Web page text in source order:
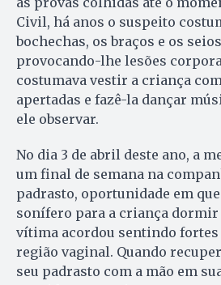
Civil, há anos o suspeito
bochechas, os braços e os
provocando-lhe lesões
costumava vestir a criança
apertadas e fazê-la dançar
ele observar.
No dia 3 de abril deste ano, a
um final de semana na
padrasto, oportunidade em
sonífero para a criança
vítima acordou sentindo fortes
região vaginal. Quando
seu padrasto com a mão em